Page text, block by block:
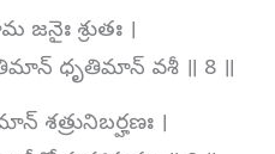
శ్రుతః ।
ధృతిమాన్ వశీ ॥ 8 ॥
శత్రునిబర్హణః ।